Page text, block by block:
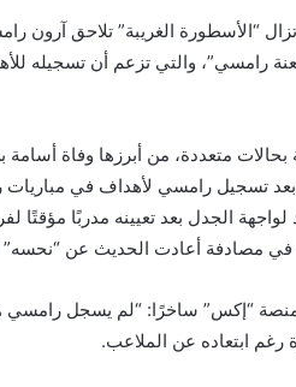
تزال “الأسطورة الغريبة” تلاحق
رامسي”، والتي تزعم أن تسجيله
بحالات متعددة، من أبرزها وفاة
بعد تسجيل رامسي لأهداف في
لواجهة الجدل بعد تعيينه مدربًا
في مصادفة أعادت الحديث عن
“إكس” ساخرًا: “لم يسجل رامسي
رغم ابتعاده عن الملاعب.